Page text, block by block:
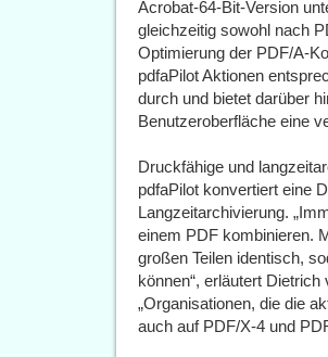
Acrobat-64-Bit-Version
gleichzeitig sowohl nach
Optimierung der PDF/A-
pdfaPilot Aktionen
durch und bietet darüber
Benutzeroberfläche eine
Druckfähige und
pdfaPilot konvertiert eine
Langzeitarchivierung.
einem PDF kombinieren.
großen Teilen identisch,
können“, erläutert
„Organisationen, die die
auch auf PDF/X-4 und